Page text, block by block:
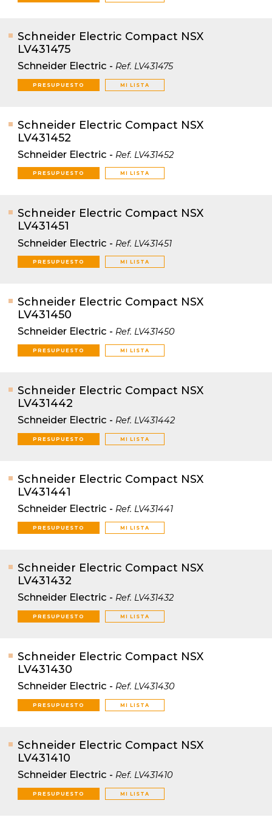
Schneider Electric Compact NSX
LV431475
Schneider Electric - Ref. LV431475
PRESUPUESTO MI LISTA
Schneider Electric Compact NSX
LV431452
Schneider Electric - Ref. LV431452
PRESUPUESTO MI LISTA
Schneider Electric Compact NSX
LV431451
Schneider Electric - Ref. LV431451
PRESUPUESTO MI LISTA
Schneider Electric Compact NSX
LV431450
Schneider Electric - Ref. LV431450
PRESUPUESTO MI LISTA
Schneider Electric Compact NSX
LV431442
Schneider Electric - Ref. LV431442
PRESUPUESTO MI LISTA
Schneider Electric Compact NSX
LV431441
Schneider Electric - Ref. LV431441
PRESUPUESTO MI LISTA
Schneider Electric Compact NSX
LV431432
Schneider Electric - Ref. LV431432
PRESUPUESTO MI LISTA
Schneider Electric Compact NSX
LV431430
Schneider Electric - Ref. LV431430
PRESUPUESTO MI LISTA
Schneider Electric Compact NSX
LV431410
Schneider Electric - Ref. LV431410
PRESUPUESTO MI LISTA